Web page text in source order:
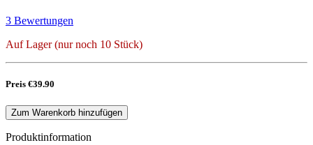
3 Bewertungen
Auf Lager (nur noch 10 Stück)
Preis €39.90
Zum Warenkorb hinzufügen
Produktinformation